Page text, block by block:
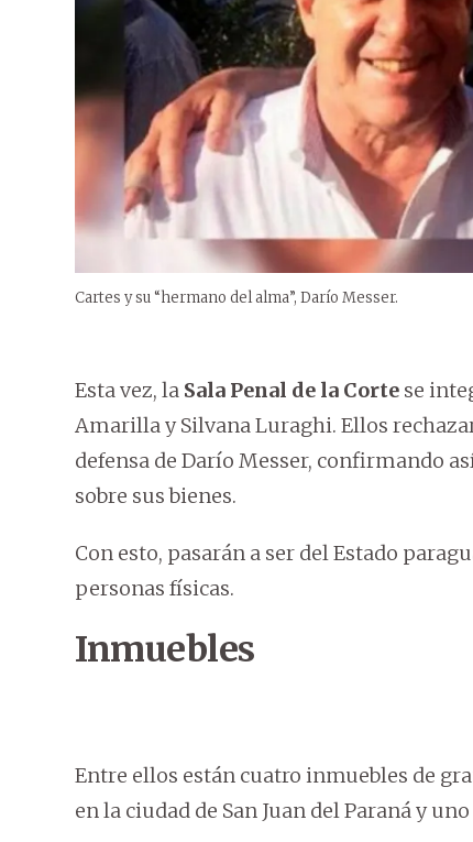
Cartes y su “hermano del alma”, Darío Messer.
Esta vez, la Sala Penal de la Corte se
Amarilla y Silvana Luraghi. Ellos
defensa de Darío Messer, confirmando
sobre sus bienes.
Con esto, pasarán a ser del Estado
personas físicas.
Inmuebles
Entre ellos están cuatro inmuebles de
en la ciudad de San Juan del Paraná y